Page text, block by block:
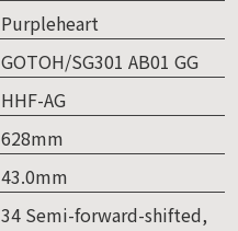
Purpleheart
GOTOH/SG301 AB01 GG
HHF-AG
628mm
43.0mm
34 Semi-forward-shifted,